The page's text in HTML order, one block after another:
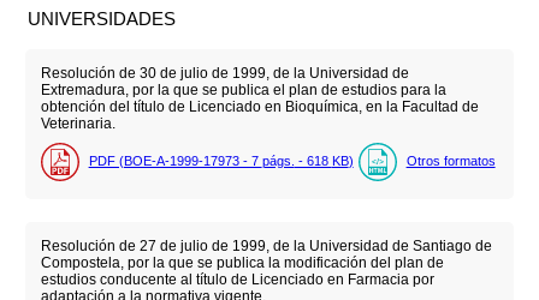
UNIVERSIDADES
Resolución de 30 de julio de 1999, de la Universidad de
Extremadura, por la que se publica el plan de estudios para la
obtención del título de Licenciado en Bioquímica, en la Facultad de
Veterinaria.
PDF (BOE-A-1999-17973 - 7 págs. - 618 KB) Otros formatos
Resolución de 27 de julio de 1999, de la Universidad de Santiago de
Compostela, por la que se publica la modificación del plan de
estudios conducente al título de Licenciado en Farmacia por
adaptación a la normativa vigente.